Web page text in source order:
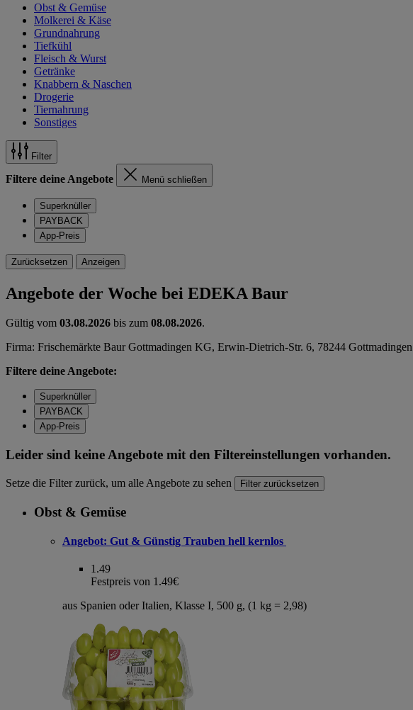
Obst & Gemüse
Molkerei & Käse
Grundnahrung
Tiefkühl
Fleisch & Wurst
Getränke
Knabbern & Naschen
Drogerie
Tiernahrung
Sonstiges
Filter
Filtere deine Angebote Menü schließen
Superknüller
PAYBACK
App-Preis
Zurücksetzen Anzeigen
Angebote der Woche bei EDEKA Baur
Gültig vom 03.08.2026 bis zum 08.08.2026.
Firma: Frischemärkte Baur Gottmadingen KG, Erwin-Dietrich-Str. 6, 78244 Gottmadingen
Filtere deine Angebote:
Superknüller
PAYBACK
App-Preis
Leider sind keine Angebote mit den Filtereinstellungen vorhanden.
Setze die Filter zurück, um alle Angebote zu sehen Filter zurücksetzen
Obst & Gemüse
Angebot: Gut & Günstig Trauben hell kernlos
1.49
Festpreis von 1.49€
aus Spanien oder Italien, Klasse I, 500 g, (1 kg = 2,98)